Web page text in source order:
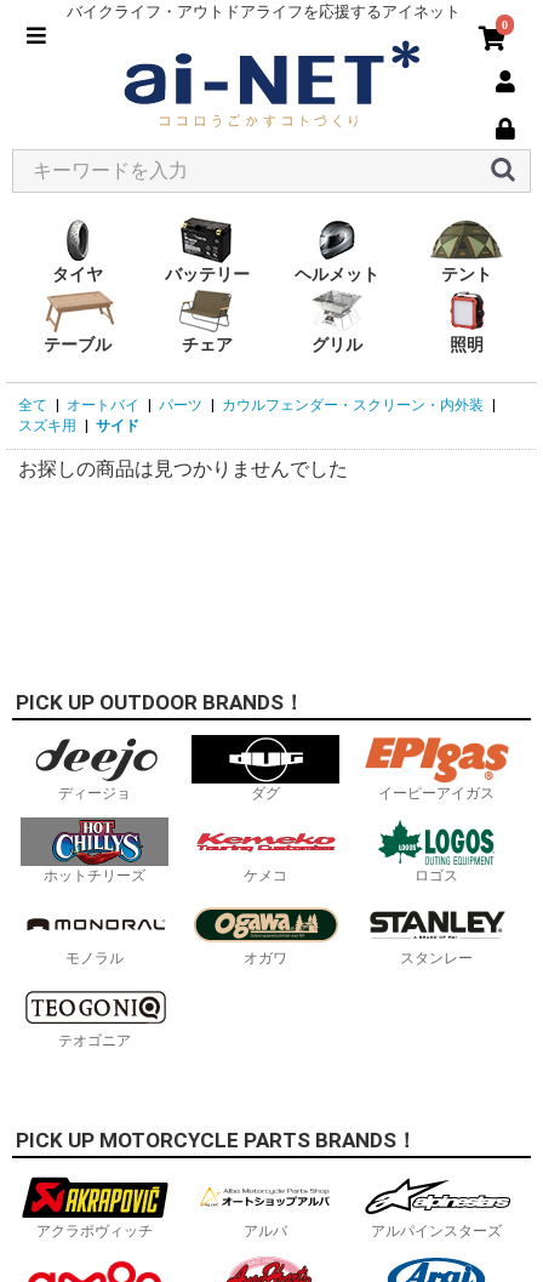
バイクライフ・アウトドアライフを応援するアイネット
0
タイヤ バッテリー ヘルメット テント
テーブル チェア グリル 照明
全て オートバイ パーツ カウルフェンダー・スクリーン・内外装
スズキ用
サイド
お探しの商品は見つかりませんでした
PICK UP OUTDOOR BRANDS！
ディージョ ダグ イーピーアイガス
ホットチリーズ ケメコ ロゴス
モノラル オガワ スタンレー
テオゴニア
PICK UP MOTORCYCLE PARTS BRANDS！
アクラポヴィッチ アルバ アルパインスターズ